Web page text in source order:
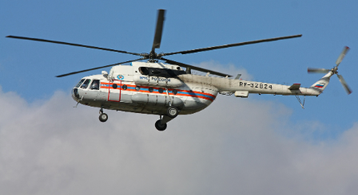
ВОЙТИ
Кратко